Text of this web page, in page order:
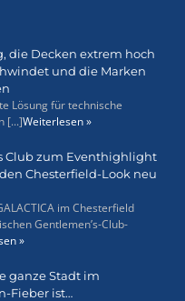
die Decken extrem hoch
und die Marken
Lösung für technische
[...]Weiterlesen »
Club zum Eventhighlight
den Chesterfield-Look neu
im Chesterfield
Gentlemen’s-Club-
»
ganze Stadt im
Fieber ist…